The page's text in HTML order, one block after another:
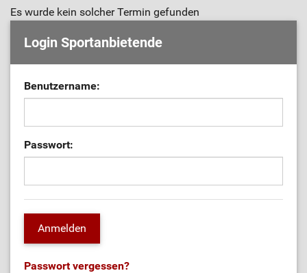
Es wurde kein solcher Termin gefunden
Login Sportanbietende
Benutzername:
Passwort:
Passwort vergessen?